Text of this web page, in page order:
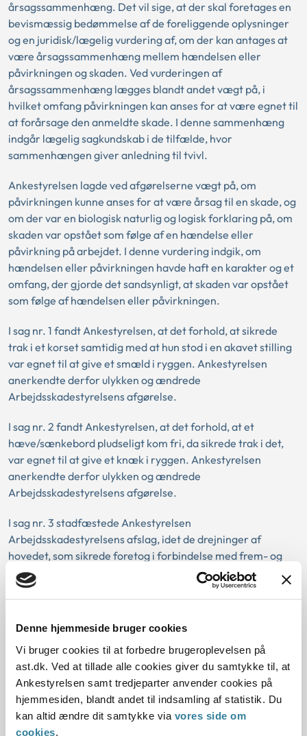
Denne hjemmeside bruger cookies
Vi bruger cookies til at forbedre brugeroplevelsen på
ast.dk. Ved at tillade alle cookies giver du samtykke til, at
Ankestyrelsen samt tredjeparter anvender cookies på
hjemmesiden, blandt andet til indsamling af statistik. Du
kan altid ændre dit samtykke via vores side om
cookies.
årsagssammenhæng. Det vil sige, at der skal foretages en
bevismæssig bedømmelse af de foreliggende oplysninger
og en juridisk/lægelig vurdering af, om der kan antages at
være årsagssammenhæng mellem hændelsen eller
påvirkningen og skaden. Ved vurderingen af
årsagssammenhæng lægges blandt andet vægt på, i
hvilket omfang påvirkningen kan anses for at være egnet til
at forårsage den anmeldte skade. I denne sammenhæng
indgår lægelig sagkundskab i de tilfælde, hvor
sammenhængen giver anledning til tvivl.
Ankestyrelsen lagde ved afgørelserne vægt på, om
påvirkningen kunne anses for at være årsag til en skade, og
om der var en biologisk naturlig og logisk forklaring på, om
skaden var opstået som følge af en hændelse eller
påvirkning på arbejdet. I denne vurdering indgik, om
hændelsen eller påvirkningen havde haft en karakter og et
omfang, der gjorde det sandsynligt, at skaden var opstået
som følge af hændelsen eller påvirkningen.
I sag nr. 1 fandt Ankestyrelsen, at det forhold, at sikrede
trak i et korset samtidig med at hun stod i en akavet stilling
var egnet til at give et smæld i ryggen. Ankestyrelsen
anerkendte derfor ulykken og ændrede
Arbejdsskadestyrelsens afgørelse.
I sag nr. 2 fandt Ankestyrelsen, at det forhold, at et
hæve/sænkebord pludseligt kom fri, da sikrede trak i det,
var egnet til at give et knæk i ryggen. Ankestyrelsen
anerkendte derfor ulykken og ændrede
Arbejdsskadestyrelsens afgørelse.
I sag nr. 3 stadfæstede Ankestyrelsen
Arbejdsskadestyrelsens afslag, idet de drejninger af
hovedet, som sikrede foretog i forbindelse med frem- og
tilbagekørsel i truck, ikke i almindelighed var tilstrækkelig
til at give en nakkeskade.
Afgørelse:
Afgørelse: